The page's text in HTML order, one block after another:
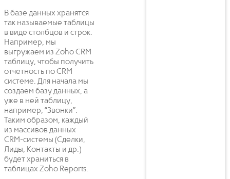
В базе данных хранятся
так называемые таблицы
в виде столбцов и строк.
Например, мы
выгружаем из Zoho CRM
таблицу, чтобы получить
отчетность по CRM
системе. Для начала мы
создаем базу данных, а
уже в ней таблицу,
например, “Звонки”.
Таким образом, каждый
из массивов данных
CRM-системы (Сделки,
Лиды, Контакты и др.)
будет храниться в
таблицах Zoho Reports.